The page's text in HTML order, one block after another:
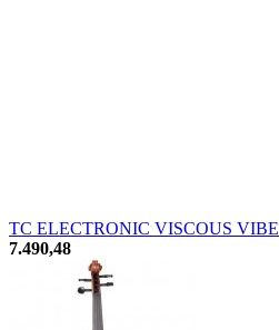
TC ELECTRONIC VISCOUS VIBE
7.490,48